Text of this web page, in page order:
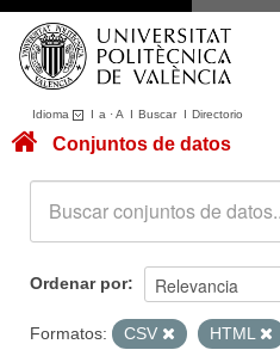
Idioma I a ·A I BuscarI Directorio
Conjuntos de datos
Acerca de
Portal de Transparencia
Conjuntos de datos
Ordenar por
Formatos: CSV HTML